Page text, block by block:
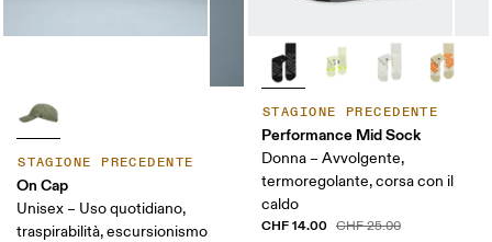
STAGIONE PRECEDENTE
On Cap
Unisex – Uso quotidiano,
traspirabilità, escursionismo
STAGIONE PRECEDENTE
Performance Mid Sock
Donna – Avvolgente,
termoregolante, corsa con il
caldo
CHF 14.00 CHF 25.00